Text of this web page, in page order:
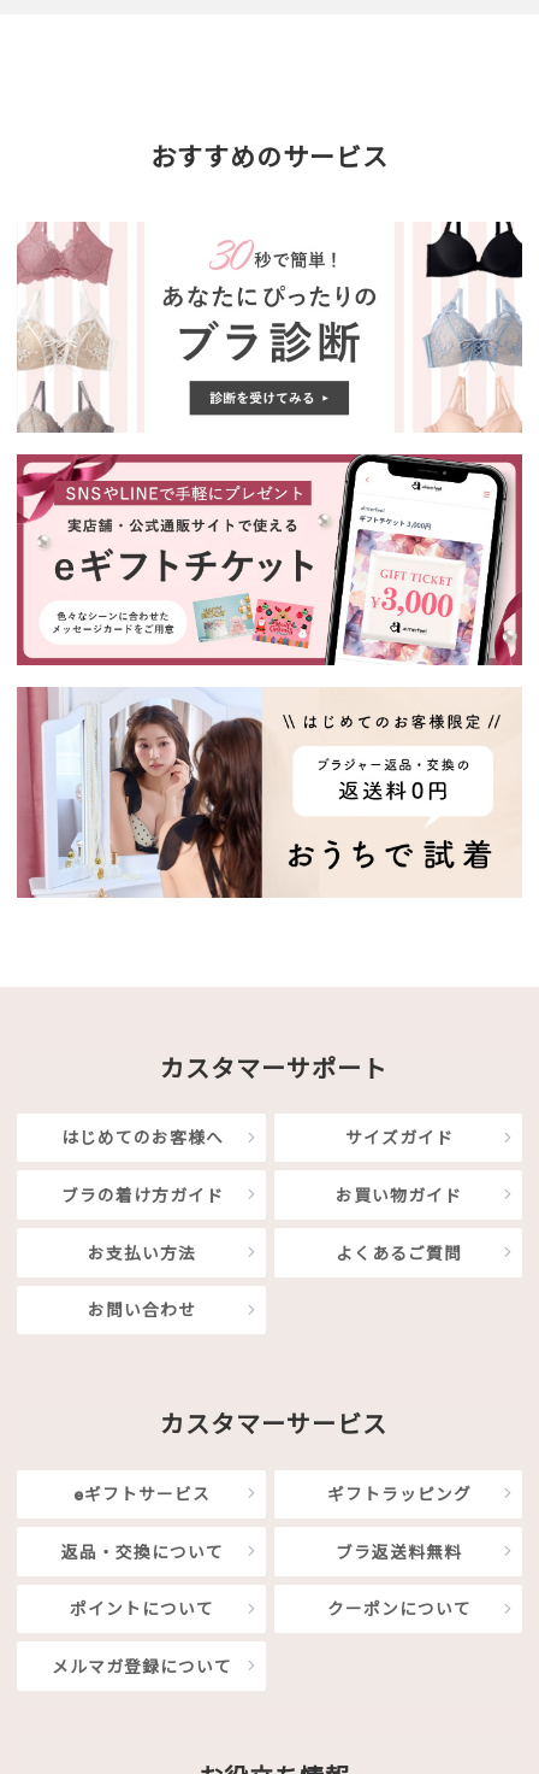
おすすめのサービス
カスタマーサポート
はじめてのお客様へ サイズガイド
ブラの着け方ガイド お買い物ガイド
お支払い方法 よくあるご質問
お問い合わせ
カスタマーサービス
eギフトサービス ギフトラッピング
返品・交換について ブラ返送料無料
ポイントについて クーポンについて
メルマガ登録について